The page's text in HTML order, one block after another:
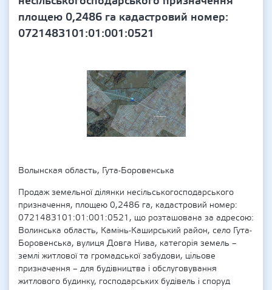
площею 0,2486 га кадастровий номер:
0721483101:01:001:0521
Волынская область, Гута-Боровенська
Продаж земельної ділянки несільськогосподарського
призначення, площею 0,2486 га, кадастровий номер:
0721483101:01:001:0521, що розташована за адресою:
Волинська область, Камінь-Каширський район, село Гута-
Боровенська, вулиця Довга Нива, категорія земель –
землі житлової та громадської забудови, цільове
призначення – для будівництва і обслуговування
житлового будинку, господарських будівель і споруд